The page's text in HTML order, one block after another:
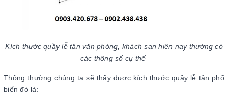
Kích thước quầy lễ tân văn phòng, khách sạn hiện nay thường có
các thông số cụ thể
Thông thường chúng ta sẽ thấy được kích thước quầy lễ tân phổ
biến đó là: